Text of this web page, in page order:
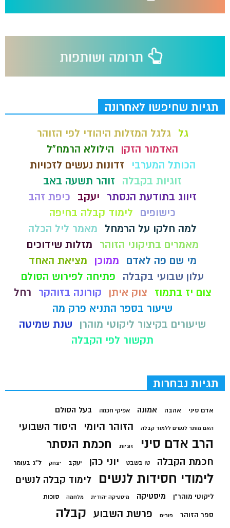
תגיות שחיפשו לאחרונה
גל
גלגל המזלות היהודי לפי הזוהר
האדמור הזקן
הילולא הרמח"ל
הכותל המערבי
זדונות נעשים לזכויות
זוגיות בקבלה
זוהר תשעה באב
זיווג בתודעת הנסתר
יעקב
כיפת זהב
כישופים
לימוד קבלה בחיפה
למה חלקו על הרמחל
מאמר ליל הכלה
מאמרים בתיקוני הזוהר
מזלות שידוכים
מי שם פה לאדם
ממוכן
מציאת האחד
עלון שבועי בקבלה
פתיחה לפירוש הסולם
צום יז בתמוז
צוק איתן קורונה בזוהקר
רחל
שיעור בספר התניא פרק מה
שיעורים בקיצור ליקוטי מוהרן
שנת שמיטה
תקשור לפי הקבלה
תגיות נבחרות
אדם סיני אהבה אמונה אפיקי חכמה בעל הסולם
האם מותר לנשים ללמוד קבלה הזוהר היומי היסוד השבועי
הרב אדם סיני זוגיות חכמת הנסתר
חכמת הקבלה טו בשבט יוני כהן יעקב יצחק ל"ג בעומר
לימודי חסידות לנשים לימוד קבלה לנשים
ליקוטי מוהר"ן מיסטיקה מיסטיקה יהודית מלחמה סוכות
ספר הזוהר פורים פרשת השבוע קבלה